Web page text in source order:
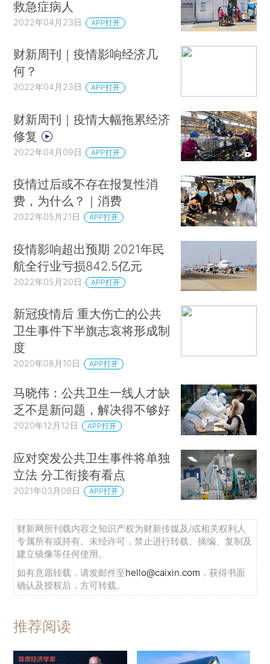
救急症病人
2022年04月23日 APP打开
财新周刊｜疫情影响经济几
何？
2022年04月23日 APP打开
财新周刊｜疫情大幅拖累经济
修复
2022年04月09日 APP打开
疫情过后或不存在报复性消
费，为什么？｜消费
2022年05月21日 APP打开
疫情影响超出预期 2021年民
航全行业亏损842.5亿元
2022年05月20日 APP打开
新冠疫情后 重大伤亡的公共
卫生事件下半旗志哀将形成制
度
2020年08月10日 APP打开
马晓伟：公共卫生一线人才缺
乏不是新问题，解决得不够好
2020年12月12日 APP打开
应对突发公共卫生事件将单独
立法 分工衔接有看点
2021年03月08日 APP打开
财新网所刊载内容之知识产权为财新传媒及/或相关权利人
专属所有或持有。未经许可，禁止进行转载、摘编、复制及
建立镜像等任何使用。
如有意愿转载，请发邮件至hello@caixin.com ，获得书面
确认及授权后，方可转载。
推荐阅读